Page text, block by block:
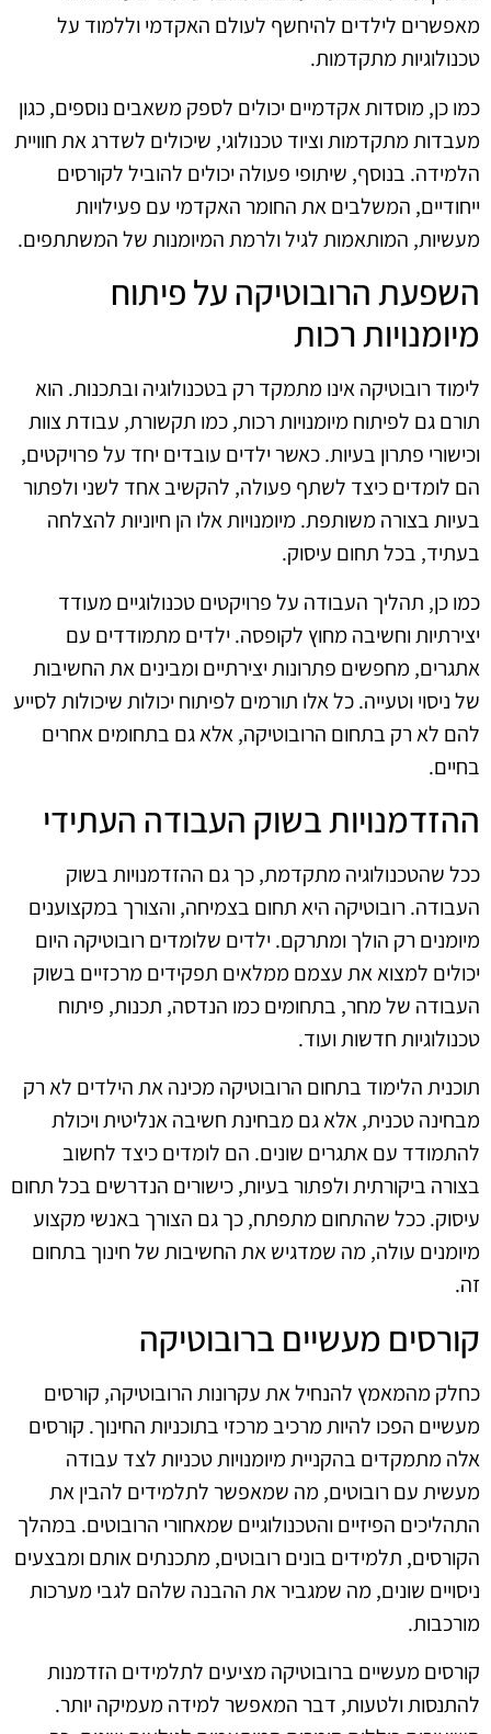
מאפשרים לילדים להיחשף לעולם האקדמי וללמוד על
טכנולוגיות מתקדמות.
כמו כן, מוסדות אקדמיים יכולים לספק משאבים נוספים, כגון
מעבדות מתקדמות וציוד טכנולוגי, שיכולים לשדרג את חוויית
הלמידה. בנוסף, שיתופי פעולה יכולים להוביל לקורסים
ייחודיים, המשלבים את החומר האקדמי עם פעילויות
מעשיות, המותאמות לגיל ולרמת המיומנות של המשתתפים.
השפעת הרובוטיקה על פיתוח
מיומנויות רכות
לימוד רובוטיקה אינו מתמקד רק בטכנולוגיה ובתכנות. הוא
תורם גם לפיתוח מיומנויות רכות, כמו תקשורת, עבודת צוות
וכישורי פתרון בעיות. כאשר ילדים עובדים יחד על פרויקטים,
הם לומדים כיצד לשתף פעולה, להקשיב אחד לשני ולפתור
בעיות בצורה משותפת. מיומנויות אלו הן חיוניות להצלחה
בעתיד, בכל תחום עיסוק.
כמו כן, תהליך העבודה על פרויקטים טכנולוגיים מעודד
יצירתיות וחשיבה מחוץ לקופסה. ילדים מתמודדים עם
אתגרים, מחפשים פתרונות יצירתיים ומבינים את החשיבות
של ניסוי וטעייה. כל אלו תורמים לפיתוח יכולות שיכולות לסייע
להם לא רק בתחום הרובוטיקה, אלא גם בתחומים אחרים
בחיים.
ההזדמנויות בשוק העבודה העתידי
ככל שהטכנולוגיה מתקדמת, כך גם ההזדמנויות בשוק
העבודה. רובוטיקה היא תחום בצמיחה, והצורך במקצוענים
מיומנים רק הולך ומתרקם. ילדים שלומדים רובוטיקה היום
יכולים למצוא את עצמם ממלאים תפקידים מרכזיים בשוק
העבודה של מחר, בתחומים כמו הנדסה, תכנות, פיתוח
טכנולוגיות חדשות ועוד.
תוכנית הלימוד בתחום הרובוטיקה מכינה את הילדים לא רק
מבחינה טכנית, אלא גם מבחינת חשיבה אנליטית ויכולת
להתמודד עם אתגרים שונים. הם לומדים כיצד לחשוב
בצורה ביקורתית ולפתור בעיות, כישורים הנדרשים בכל תחום
עיסוק. ככל שהתחום מתפתח, כך גם הצורך באנשי מקצוע
מיומנים עולה, מה שמדגיש את החשיבות של חינוך בתחום
זה.
קורסים מעשיים ברובוטיקה
כחלק מהמאמץ להנחיל את עקרונות הרובוטיקה, קורסים
מעשיים הפכו להיות מרכיב מרכזי בתוכניות החינוך. קורסים
אלה מתמקדים בהקניית מיומנויות טכניות לצד עבודה
מעשית עם רובוטים, מה שמאפשר לתלמידים להבין את
התהליכים הפיזיים והטכנולוגיים שמאחורי הרובוטים. במהלך
הקורסים, תלמידים בונים רובוטים, מתכנתים אותם ומבצעים
ניסויים שונים, מה שמגביר את ההבנה שלהם לגבי מערכות
מורכבות.
קורסים מעשיים ברובוטיקה מציעים לתלמידים הזדמנות
להתנסות ולטעות, דבר המאפשר למידה מעמיקה יותר.